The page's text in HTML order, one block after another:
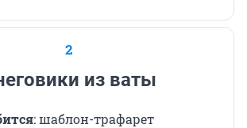
2
из ваты
: шаблон-трафарет